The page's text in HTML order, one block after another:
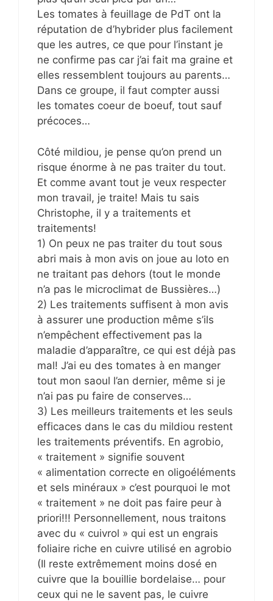
Les tomates à feuillage de PdT ont la
réputation de d’hybrider plus facilement
que les autres, ce que pour l’instant je
ne confirme pas car j’ai fait ma graine et
elles ressemblent toujours au parents…
Dans ce groupe, il faut compter aussi
les tomates coeur de boeuf, tout sauf
précoces…
Côté mildiou, je pense qu’on prend un
risque énorme à ne pas traiter du tout.
Et comme avant tout je veux respecter
mon travail, je traite! Mais tu sais
Christophe, il y a traitements et
traitements!
1) On peux ne pas traiter du tout sous
abri mais à mon avis on joue au loto en
ne traitant pas dehors (tout le monde
n’a pas le microclimat de Bussières…)
2) Les traitements suffisent à mon avis
à assurer une production même s’ils
n’empêchent effectivement pas la
maladie d’apparaître, ce qui est déjà pas
mal! J’ai eu des tomates à en manger
tout mon saoul l’an dernier, même si je
n’ai pas pu faire de conserves…
3) Les meilleurs traitements et les seuls
efficaces dans le cas du mildiou restent
les traitements préventifs. En agrobio,
« traitement » signifie souvent
« alimentation correcte en oligoéléments
et sels minéraux » c’est pourquoi le mot
« traitement » ne doit pas faire peur à
priori!!! Personnellement, nous traitons
avec du « cuivrol » qui est un engrais
foliaire riche en cuivre utilisé en agrobio
(Il reste extrêmement moins dosé en
cuivre que la bouillie bordelaise… pour
ceux qui ne le savent pas, le cuivre